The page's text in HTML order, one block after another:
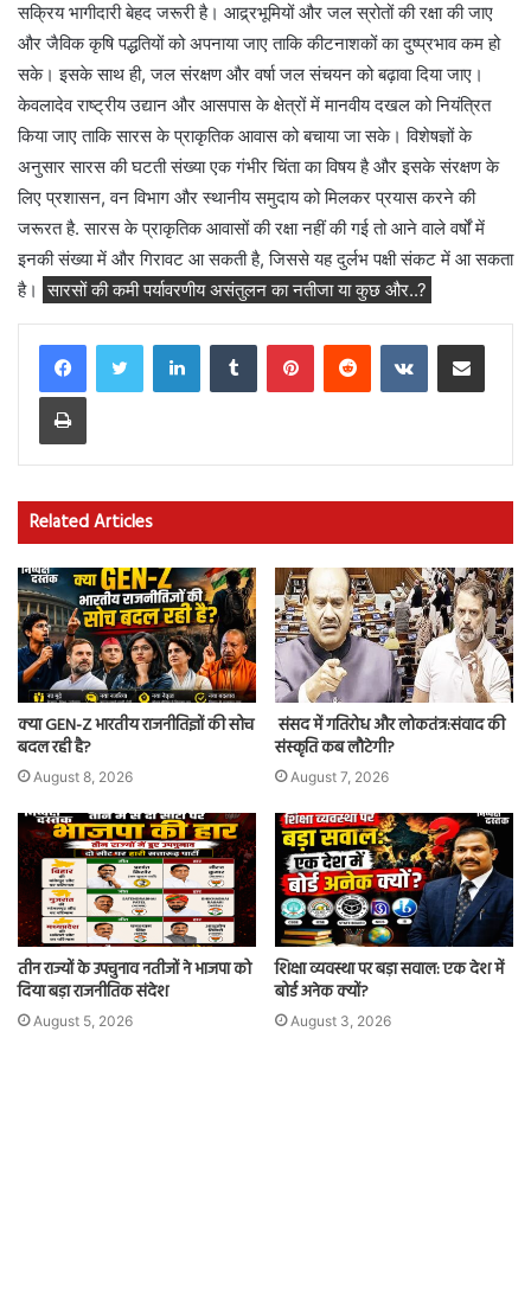
सक्रिय भागीदारी बेहद जरूरी है। आद्र्रभूमियों और जल स्रोतों की रक्षा की जाए
और जैविक कृषि पद्धतियों को अपनाया जाए ताकि कीटनाशकों का दुष्प्रभाव कम हो
सके। इसके साथ ही, जल संरक्षण और वर्षा जल संचयन को बढ़ावा दिया जाए।
केवलादेव राष्ट्रीय उद्यान और आसपास के क्षेत्रों में मानवीय दखल को नियंत्रित
किया जाए ताकि सारस के प्राकृतिक आवास को बचाया जा सके। विशेषज्ञों के
अनुसार सारस की घटती संख्या एक गंभीर चिंता का विषय है और इसके संरक्षण के
लिए प्रशासन, वन विभाग और स्थानीय समुदाय को मिलकर प्रयास करने की
जरूरत है. सारस के प्राकृतिक आवासों की रक्षा नहीं की गई तो आने वाले वर्षों में
इनकी संख्या में और गिरावट आ सकती है, जिससे यह दुर्लभ पक्षी संकट में आ सकता
है। सारसों की कमी पर्यावरणीय असंतुलन का नतीजा या कुछ और..?
LinkedInTumblr PinterestReddit VKontakteShare via Email
Print
Related Articles
क्या GEN-Z भारतीय राजनीतिज्ञों की सोच
बदल रही है?
August 8, 2026
संसद में गतिरोध और लोकतंत्र:संवाद की
संस्कृति कब लौटेगी?
August 7, 2026
तीन राज्यों के उपचुनाव नतीजों ने भाजपा को
दिया बड़ा राजनीतिक संदेश
August 5, 2026
शिक्षा व्यवस्था पर बड़ा सवाल: एक देश में
बोर्ड अनेक क्यों?
August 3, 2026